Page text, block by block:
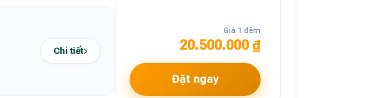
Chi tiết
Giá 1 đêm
20.500.000 ₫
Đặt ngay